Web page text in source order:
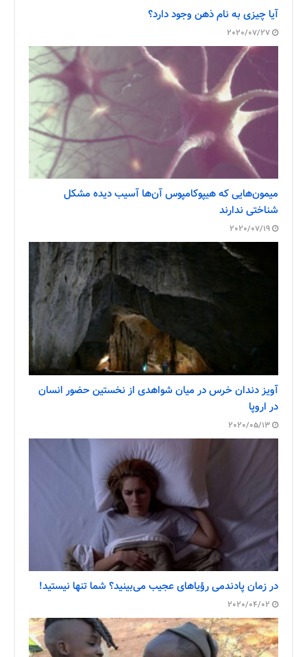
آیا چیزی به نام ذهن وجود دارد؟
2020/07/27
میمون‌هایی که هیپوکامپوس آن‌ها آسیب دیده مشکل
شناختی ندارند
2020/07/19
آویز دندان خرس در میان شواهدی از نخستین حضور انسان
در اروپا
2020/05/13
در زمان پادندمی رؤیاهای عجیب می‌بینید؟ شما تنها نیستید!
2020/04/02